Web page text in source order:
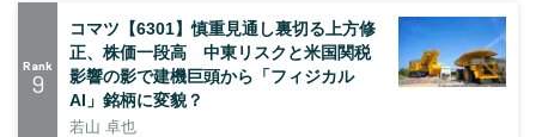
Rank
9
コマツ【6301】慎重見通し裏切る上方修
正、株価一段高 中東リスクと米国関税
影響の影で建機巨頭から「フィジカル
AI」銘柄に変貌？
若山 卓也